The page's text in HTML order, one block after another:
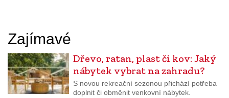
Zajímavé
Dřevo, ratan, plast či kov: Jaký
nábytek vybrat na zahradu?
S novou rekreační sezonou přichází potřeba
doplnit či obměnit venkovní nábytek.